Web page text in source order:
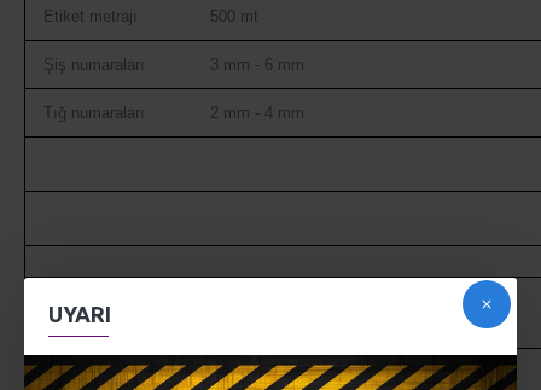
UYARI
Etiket metrajı 500 mt
Şiş numaraları 3 mm - 6 mm
Tığ numaraları 2 mm - 4 mm
Alize Angora Gold Simli ile ördüğünüz ürünleri 30° yi geçirmeden
yıkayabilirsiniz. Sererek kurutmanız tavsiye edilir.
Ekranda görünen renk ile gerçek iplik rengi farklılık gösterebilir.